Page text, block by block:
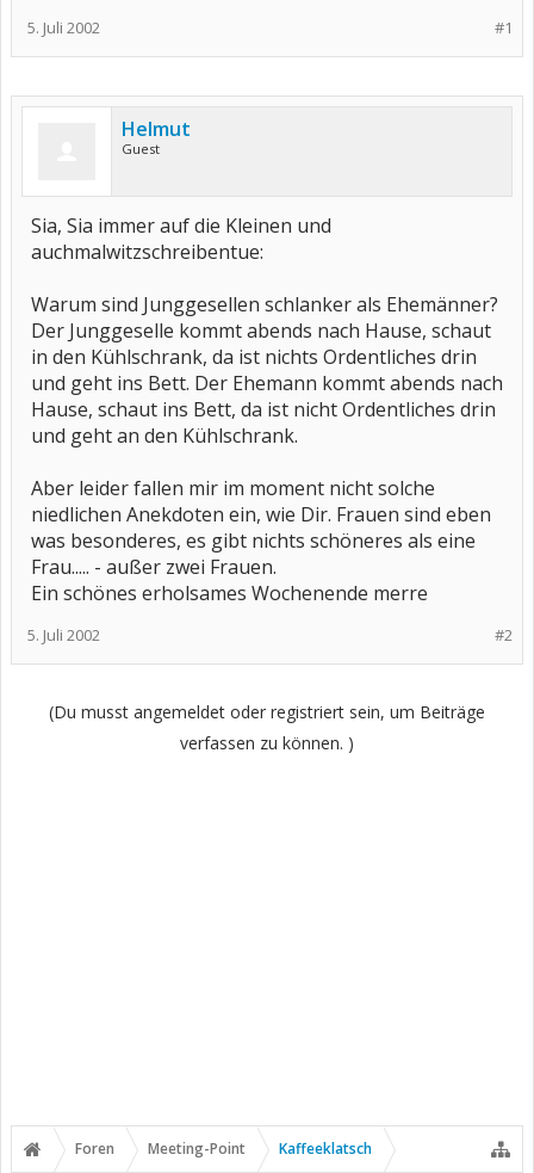
#1
5. Juli 2002
Helmut
Guest
Sia, Sia immer auf die Kleinen und
auchmalwitzschreibentue:
Warum sind Junggesellen schlanker als Ehemänner?
Der Junggeselle kommt abends nach Hause, schaut
in den Kühlschrank, da ist nichts Ordentliches drin
und geht ins Bett. Der Ehemann kommt abends nach
Hause, schaut ins Bett, da ist nicht Ordentliches drin
und geht an den Kühlschrank.
Aber leider fallen mir im moment nicht solche
niedlichen Anekdoten ein, wie Dir. Frauen sind eben
was besonderes, es gibt nichts schöneres als eine
Frau..... - außer zwei Frauen.
Ein schönes erholsames Wochenende merre
#2
5. Juli 2002
(Du musst angemeldet oder registriert sein, um Beiträge
verfassen zu können. )
Foren Meeting-Point Kaffeeklatsch